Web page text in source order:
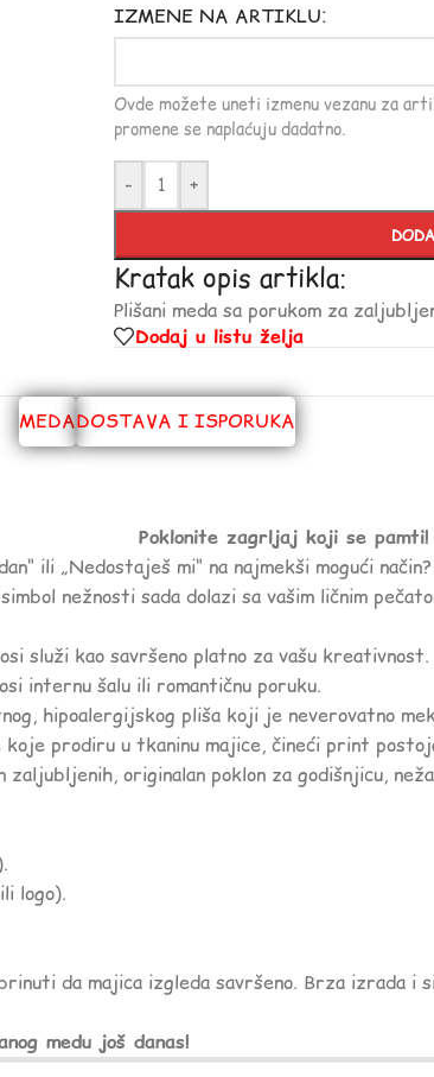
IZMENE NA ARTIKLU:
Ovde možete uneti izmenu vezanu za
promene se naplaćuju dadatno.
- +
Kratak opis artikla:
Plišani meda sa porukom za
Dodaj u listu želja
MEDADOSTAVA I ISPORUKA
Poklonite zagrljaj koji se pamti!
ili „Nedostaješ mi“ na najmekši mogući
nežnosti sada dolazi sa vašim ličnim
služi kao savršeno platno za vašu
internu šalu ili romantičnu poruku.
hipoalergijskog pliša koji je neverovatno
prodiru u tkaninu majice, čineći print
originalan poklon za godišnjicu,
logo).
da majica izgleda savršeno. Brza izrada i
medu još danas!